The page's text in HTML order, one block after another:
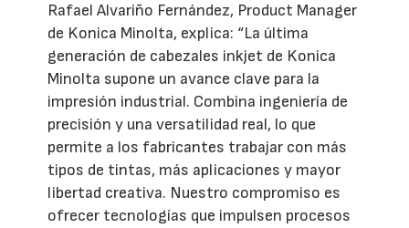
Rafael Alvariño Fernández, Product Manager
de Konica Minolta, explica: “La última
generación de cabezales inkjet de Konica
Minolta supone un avance clave para la
impresión industrial. Combina ingeniería de
precisión y una versatilidad real, lo que
permite a los fabricantes trabajar con más
tipos de tintas, más aplicaciones y mayor
libertad creativa. Nuestro compromiso es
ofrecer tecnologías que impulsen procesos